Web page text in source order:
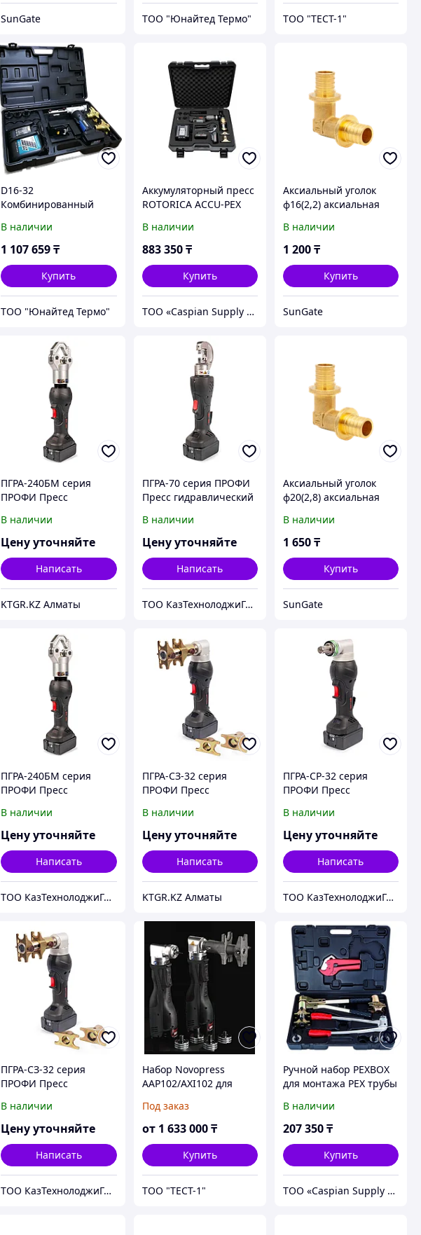
SunGate ТОО "Юнайтед Термо" ТОО "ТЕСТ-1"
D16-32
Комбинированный
инструмент для
расширения труб и
надвижных гильз
размер
В наличии
1 107 659₸
Купить
ТОО "Юнайтед Термо"
Аккумуляторный пресс
ROTORICA ACCU-PEX
В наличии
883 350 ₸
Купить
ТОО «Caspian Supply Solutions (Каспиан сапплай солуюшнс)»
Аксиальный уголок
ф16(2,2) аксиальная
В наличии
1 200₸
Купить
SunGate
ПГРА-240БМ серия
ПРОФИ Пресс
аккумуляторный
безматричный
В наличии
Цену уточняйте
Написать
KTGR.KZ Алматы
ПГРА-70 серия ПРОФИ
Пресс гидравлический
В наличии
Цену уточняйте
Написать
ТОО КазТехнолоджиГрупп Астана
Аксиальный уголок
ф20(2,8) аксиальная
В наличии
1 650₸
Купить
SunGate
ПГРА-240БМ серия
ПРОФИ Пресс
аккумуляторный
безматричный
В наличии
Цену уточняйте
Написать
ТОО КазТехнолоджиГрупп Астана
ПГРА-СЗ-32 серия
ПРОФИ Пресс
аккумуляторный
В наличии
Цену уточняйте
Написать
KTGR.KZ Алматы
ПГРА-СР-32 серия
ПРОФИ Пресс
аккумуляторный
В наличии
Цену уточняйте
Написать
ТОО КазТехнолоджиГрупп Астана
ПГРА-СЗ-32 серия
ПРОФИ Пресс
аккумуляторный
В наличии
Цену уточняйте
Написать
ТОО КазТехнолоджиГрупп Астана
Набор Novopress
AAP102/AXI102 для
STOUT/AHLSELL/SANEXT
/Pro Aqua/Pipe
Под заказ
от 1 633 000 ₸
Купить
ТОО "ТЕСТ-1"
Ручной набор PEXBOX
для монтажа PEX трубы
В наличии
207 350₸
Купить
ТОО «Caspian Supply Solutions (Каспиан сапплай солуюшнс)»